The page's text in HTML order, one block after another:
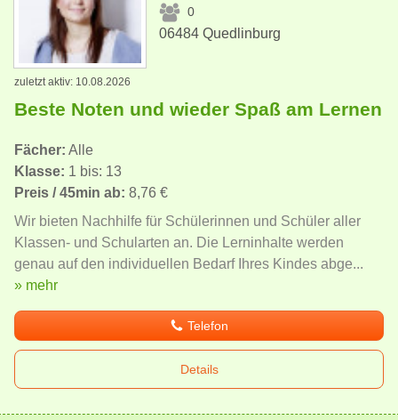
0
06484 Quedlinburg
zuletzt aktiv: 10.08.2026
Beste Noten und wieder Spaß am Lernen
Fächer: Alle
Klasse: 1 bis: 13
Preis / 45min ab: 8,76 €
Wir bieten Nachhilfe für Schülerinnen und Schüler aller
Klassen- und Schularten an. Die Lerninhalte werden
genau auf den individuellen Bedarf Ihres Kindes abge...
» mehr
Telefon
Details